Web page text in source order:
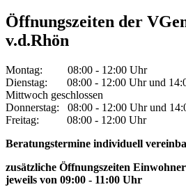
Öffnungszeiten der
v.d.Rhön
Montag: 08:00 - 12:00 Uhr
Dienstag: 08:00 - 12:00 Uhr und
Mittwoch geschlossen
Donnerstag: 08:00 - 12:00 Uhr und
Freitag: 08:00 - 12:00 Uhr
Beratungstermine individuell
zusätzliche Öffnungszeiten
jeweils von 09:00 - 11:00 Uhr